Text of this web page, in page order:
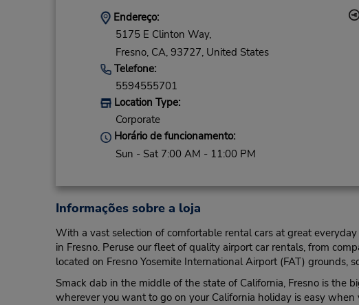
Endereço:
5175 E Clinton Way,
Fresno, CA, 93727, United States
Telefone:
5594555701
Location Type:
Corporate
Horário de funcionamento:
Sun - Sat 7:00 AM - 11:00 PM
Informações sobre a loja
With a vast selection of comfortable rental cars at great
in Fresno. Peruse our fleet of quality airport car rentals, from
located on Fresno Yosemite International Airport (FAT) grounds,
Smack dab in the middle of the state of California, Fresno is the
wherever you want to go on your California holiday is easy when